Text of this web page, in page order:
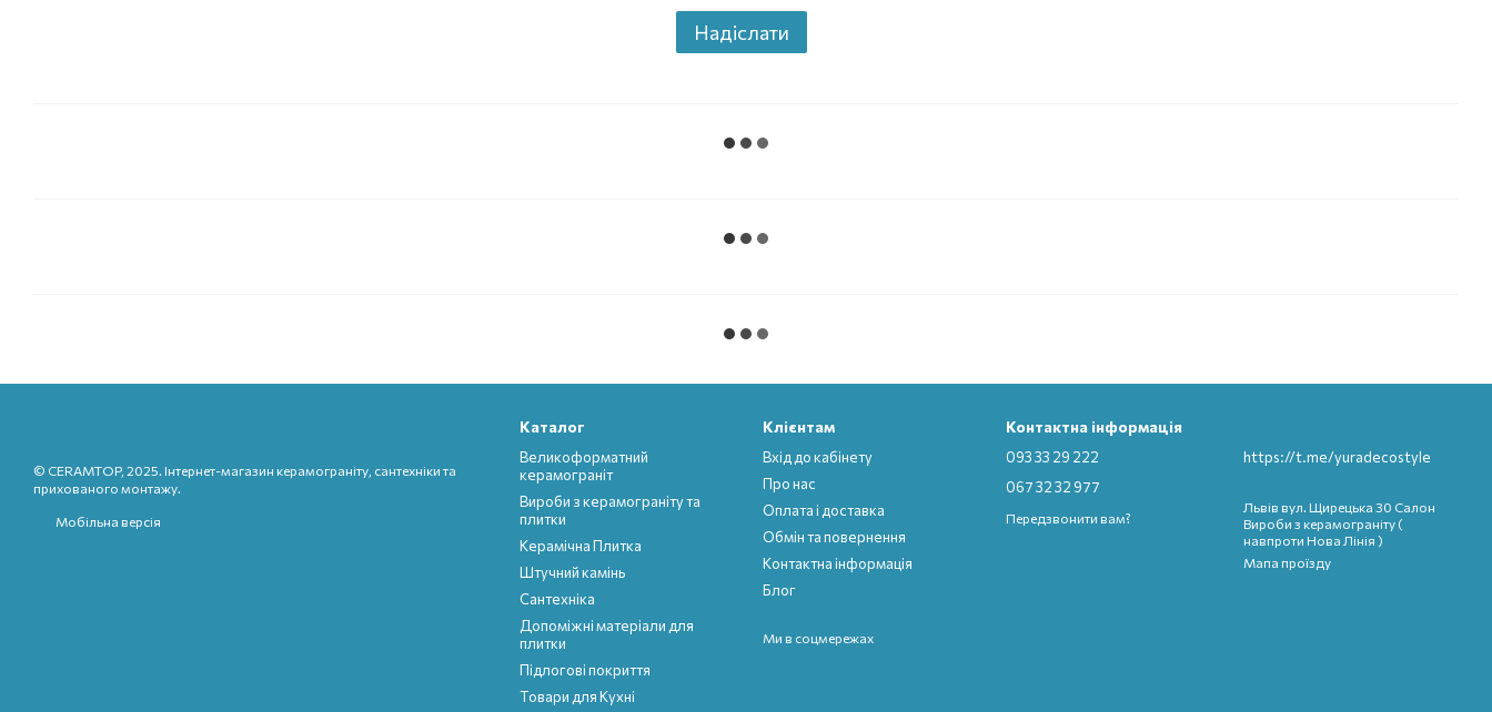
Надіслати
© CERAMTOP, 2025. Інтернет-магазин керамограніту, сантехніки та
прихованого монтажу.
Мобільна версія
Каталог
Великоформатний
керамограніт
Вироби з керамограніту та
плитки
Керамічна Плитка
Штучний камінь
Сантехніка
Допоміжні матеріали для
плитки
Підлогові покриття
Товари для Кухні
Клієнтам
Вхід до кабінету
Про нас
Оплата і доставка
Обмін та повернення
Контактна інформація
Блог
Ми в соцмережах
Контактна інформація
093 33 29 222
067 32 32 977
Передзвонити вам?
https://t.me/yuradecostyle
Львів вул. Щирецька 30 Салон
Вироби з керамограніту (
навпроти Нова Лінія )
Мапа проїзду